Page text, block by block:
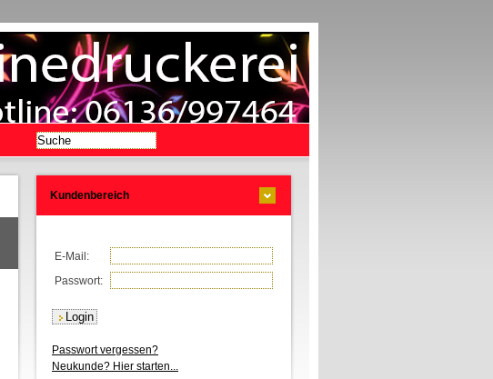
Kundenbereich
E-Mail:
Passwort:
Passwort vergessen?
Neukunde? Hier starten...